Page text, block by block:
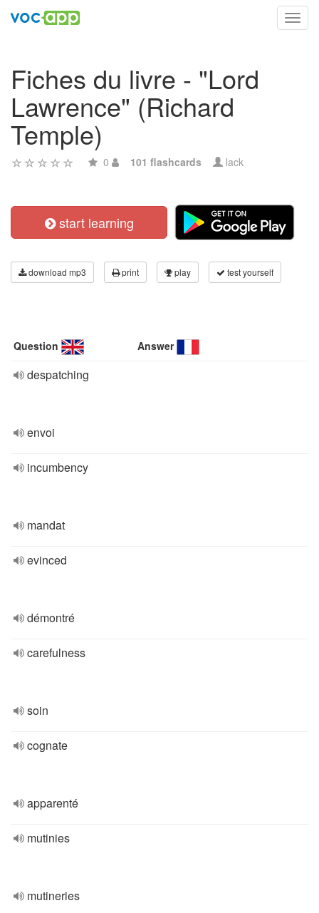
Fiches du livre - "Lord
Lawrence" (Richard
Temple)
0 101 flashcards lack
start learning
download mp3 print play test yourself
Question Answer
despatching
envoi
incumbency
mandat
evinced
démontré
carefulness
soin
cognate
apparenté
mutinies
mutineries